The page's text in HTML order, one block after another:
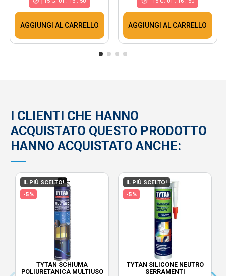
AGGIUNGI AL CARRELLO AGGIUNGI AL CARRELLO
I CLIENTI CHE HANNO
ACQUISTATO QUESTO PRODOTTO
HANNO ACQUISTATO ANCHE:
IL PIÙ SCELTO!
-5%
TYTAN SCHIUMA
POLIURETANICA MULTIUSO
IL PIÙ SCELTO!
-5%
TYTAN SILICONE NEUTRO
SERRAMENTI